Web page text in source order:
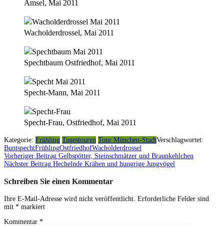
Amsel, Mai 2011
Wacholderdrossel, Mai 2011
Spechtbaum Ostfriedhof, Mai 2011
Specht-Mann, Mai 2011
Specht-Frau, Ostfriedhof, Mai 2011
Kategorie: Frühling Tagestouren Tour München-StadtVerschlagwortet:
BuntspechtFrühlingOstfriedhofWacholderdrossel
Beitragsnavigation
Vorheriger Beitrag Gelbspötter, Steinschmätzer und Braunkehlchen
Nächster Beitrag Hechelnde Krähen und hungrige Jungvögel
Schreiben Sie einen Kommentar
Ihre E-Mail-Adresse wird nicht veröffentlicht. Erforderliche Felder sind
mit * markiert
Kommentar *